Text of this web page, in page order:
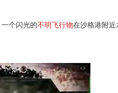
个闪光的不明飞行物在沙格港附近